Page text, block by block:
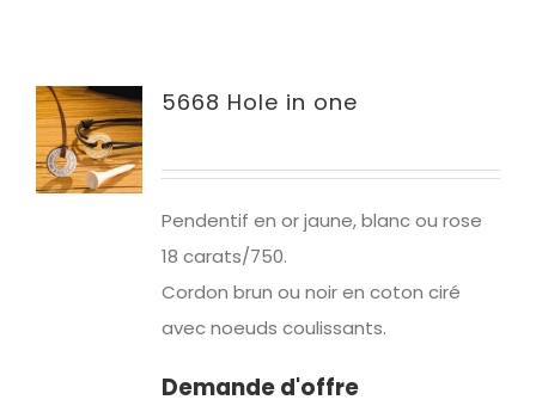
5668 Hole in one
Pendentif en or jaune, blanc ou rose
18 carats/750.
Cordon brun ou noir en coton ciré
avec noeuds coulissants.
Demande d'offre